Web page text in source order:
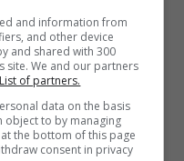
and information from
and other device
and shared with 300
site. We and our partners
List of partners.
data on the basis
object to by managing
the bottom of this page
consent in privacy